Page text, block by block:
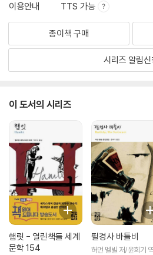
이용안내 TTS 가능
종이책 구매
시리즈 알림신
이 도서의 시리즈
햄릿 - 열린책들 세계
문학 154
필경사 바틀비
허먼 멜빌 저/윤희기 역